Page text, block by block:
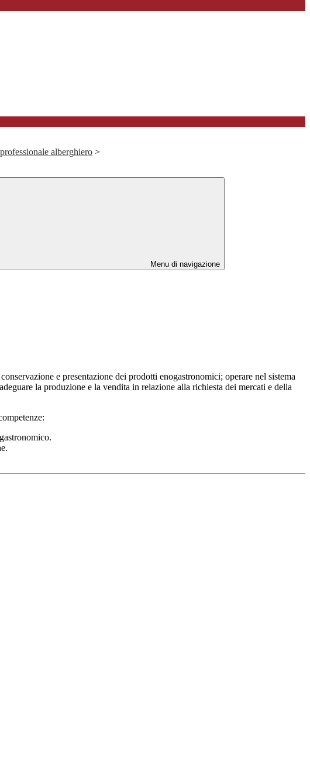
alberghiero >
Menu di navigazione
e presentazione dei prodotti enogastronomici; operare nel sistema
la produzione e la vendita in relazione alla richiesta dei mercati e della